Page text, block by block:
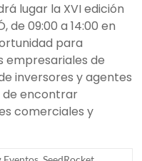
lugar la XVI edición
de 09:00 a 14:00 en
para
empresariales de
inversores y agentes
de encontrar
comerciales y